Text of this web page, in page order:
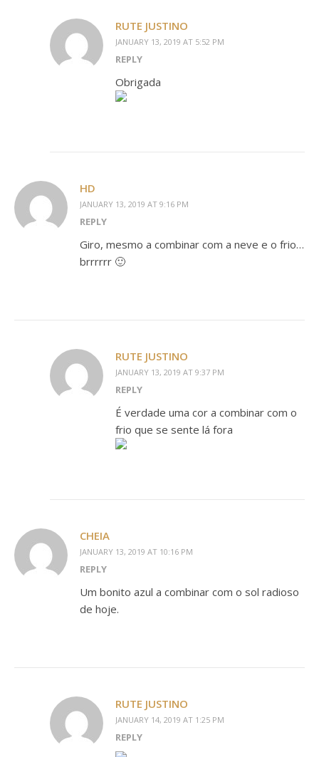
RUTE JUSTINO
JANUARY 13, 2019 AT 5:52 PM
REPLY
Obrigada
HD
JANUARY 13, 2019 AT 9:16 PM
REPLY
Giro, mesmo a combinar com a neve e o frio…
brrrrrr 🙂
RUTE JUSTINO
JANUARY 13, 2019 AT 9:37 PM
REPLY
É verdade uma cor a combinar com o
frio que se sente lá fora
CHEIA
JANUARY 13, 2019 AT 10:16 PM
REPLY
Um bonito azul a combinar com o sol radioso
de hoje.
RUTE JUSTINO
JANUARY 14, 2019 AT 1:25 PM
REPLY